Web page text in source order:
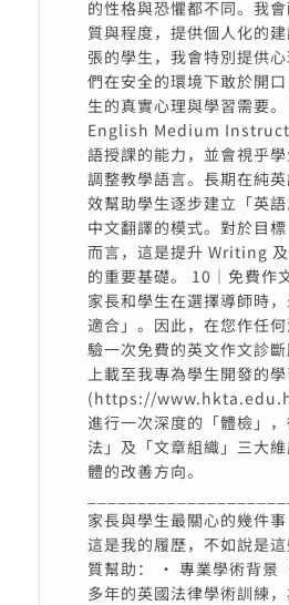
的性格與恐懼都不同。我
質與程度，提供個人化的
張的學生，我會特別提供
們在安全的環境下敢於開
生的真實心理與學習需要
English Medium
語授課的能力，並會視乎
調整教學語言。長期在純
效幫助學生逐步建立「英
中文翻譯的模式。對於目
而言，這是提升 Writing
的重要基礎。 10｜免費作
家長和學生在選擇導師時
適合」。因此，在您作任
驗一次免費的英文作文診
上載至我專為學生開發的
(https://
進行一次深度的「體檢」
法」及「文章組織」三大
體的改善方向。
家長與學生最關心的幾件
這是我的履歷，不如說是
質幫助： • 專業學術背景
多年的英國法律學術訓練